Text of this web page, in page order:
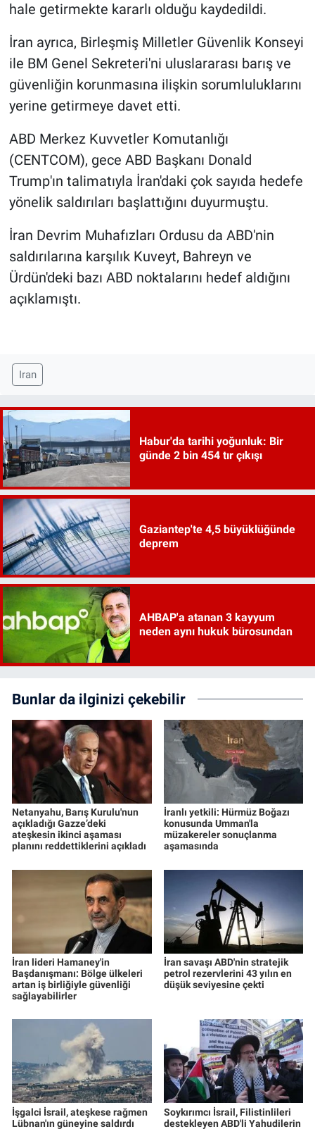
hale getirmekte kararlı olduğu kaydedildi.
İran ayrıca, Birleşmiş Milletler Güvenlik Konseyi
ile BM Genel Sekreteri'ni uluslararası barış ve
güvenliğin korunmasına ilişkin sorumluluklarını
yerine getirmeye davet etti.
ABD Merkez Kuvvetler Komutanlığı
(CENTCOM), gece ABD Başkanı Donald
Trump'ın talimatıyla İran'daki çok sayıda hedefe
yönelik saldırıları başlattığını duyurmuştu.
İran Devrim Muhafızları Ordusu da ABD'nin
saldırılarına karşılık Kuveyt, Bahreyn ve
Ürdün'deki bazı ABD noktalarını hedef aldığını
açıklamıştı.
Iran
Habur'da tarihi yoğunluk: Bir
günde 2 bin 454 tır çıkışı
Gaziantep'te 4,5 büyüklüğünde
deprem
AHBAP'a atanan 3 kayyum
neden aynı hukuk bürosundan
Bunlar da ilginizi çekebilir
Netanyahu, Barış Kurulu'nun
açıkladığı Gazze’deki
ateşkesin ikinci aşaması
planını reddettiklerini açıkladı
İranlı yetkili: Hürmüz Boğazı
konusunda Umman'la
müzakereler sonuçlanma
aşamasında
İran lideri Hamaney'in
Başdanışmanı: Bölge ülkeleri
artan iş birliğiyle güvenliği
sağlayabilirler
İran savaşı ABD'nin stratejik
petrol rezervlerini 43 yılın en
düşük seviyesine çekti
İşgalci İsrail, ateşkese rağmen
Lübnan'ın güneyine saldırdı
Soykırımcı İsrail, Filistinlileri
destekleyen ABD'li Yahudilerin